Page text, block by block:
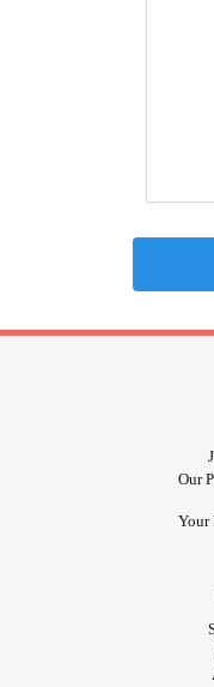
Our
Your